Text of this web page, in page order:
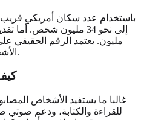
مليون. يعتمد الرقم الحقيقي
الأشخاص الذين خضعوا لتقييم رسمي.
غالبا ما يستفيد الأشخاص
للقراءة والكتابة، ودعم